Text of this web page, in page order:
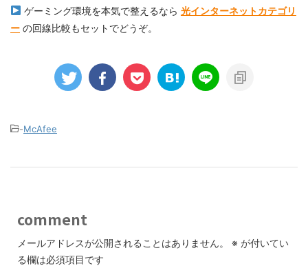
ゲーミング環境を本気で整えるなら 光インターネットカテゴリ
ー の回線比較もセットでどうぞ。
-McAfee
comment
メールアドレスが公開されることはありません。 ※ が付いてい
る欄は必須項目です